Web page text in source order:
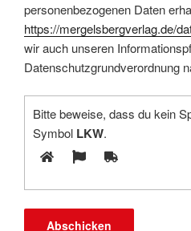
personenbezogenen Daten
https://mergelsbergverlag.de/
wir auch unseren
Datenschutzgrundverordnung
Bitte beweise, dass du kein
Symbol LKW.